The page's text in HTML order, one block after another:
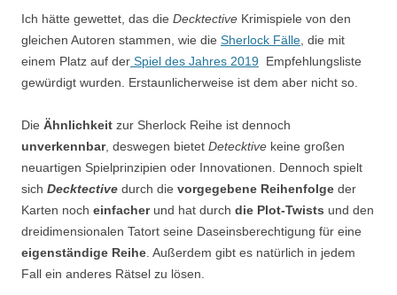
Ich hätte gewettet, das die Decktective Krimispiele von den
gleichen Autoren stammen, wie die Sherlock Fälle , die mit
einem Platz auf der Spiel des Jahres 2019 Empfehlungsliste
gewürdigt wurden. Erstaunlicherweise ist dem aber nicht so.
Die Ähnlichkeit zur Sherlock Reihe ist dennoch
unverkennbar, deswegen bietet Detecktive keine großen
neuartigen Spielprinzipien oder Innovationen. Dennoch spielt
sich Decktective durch die vorgegebene Reihenfolge der
Karten noch einfacherund hat durch die Plot-Twists und den
dreidimensionalen Tatort seine Daseinsberechtigung für eine
eigenständige Reihe . Außerdem gibt es natürlich in jedem
Fall ein anderes Rätsel zu lösen.